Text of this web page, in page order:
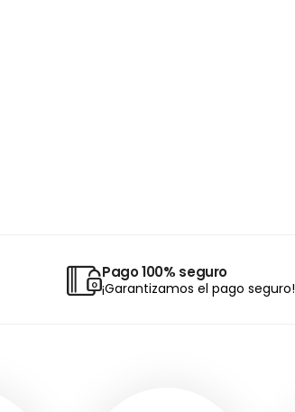
Pago 100% seguro
¡Garantizamos el pago seguro!